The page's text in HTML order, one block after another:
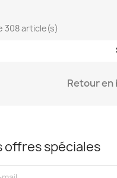
308 article(s)
Retour en
offres spéciales